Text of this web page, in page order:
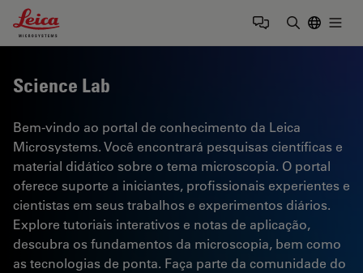
Leica Microsystems Logo
Science Lab
Bem-vindo ao portal de conhecimento da Leica
Microsystems. Você encontrará pesquisas científicas e
material didático sobre o tema microscopia. O portal
oferece suporte a iniciantes, profissionais experientes e
cientistas em seus trabalhos e experimentos diários.
Explore tutoriais interativos e notas de aplicação,
descubra os fundamentos da microscopia, bem como
as tecnologias de ponta. Faça parte da comunidade do